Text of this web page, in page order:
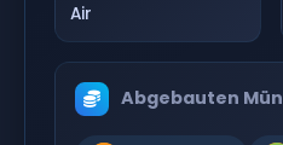
Air
Abgebauten